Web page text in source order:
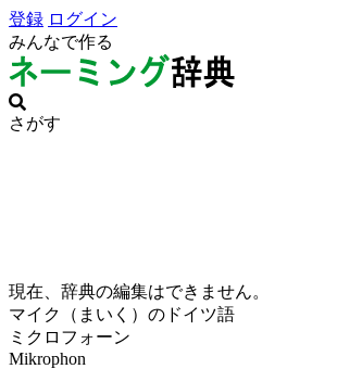
登録 ログイン
みんなで作る
さがす
現在、辞典の編集はできません。
マイク（まいく）のドイツ語
ミクロフォーン
Mikrophon